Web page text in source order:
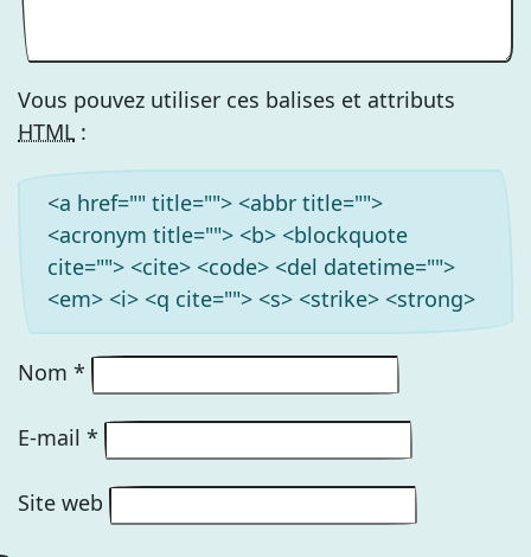
Vous pouvez utiliser ces balises et attributs
HTML :
<a href="" title=""> <abbr title="">
<acronym title=""> <b> <blockquote
cite=""> <cite> <code> <del datetime="">
<em> <i> <q cite=""> <s> <strike> <strong>
Nom *
E-mail *
Site web